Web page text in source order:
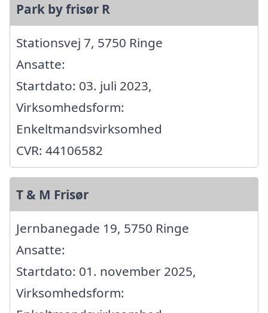
Park by frisør R
Stationsvej 7, 5750 Ringe
Ansatte:
Startdato: 03. juli 2023,
Virksomhedsform:
Enkeltmandsvirksomhed
CVR: 44106582
T & M Frisør
Jernbanegade 19, 5750 Ringe
Ansatte:
Startdato: 01. november 2025,
Virksomhedsform: